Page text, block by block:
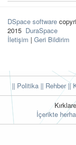
DSpace software
2015 DuraSpace
İletişim | Geri Bildirim
|| Politika || Rehber||
İçerikte